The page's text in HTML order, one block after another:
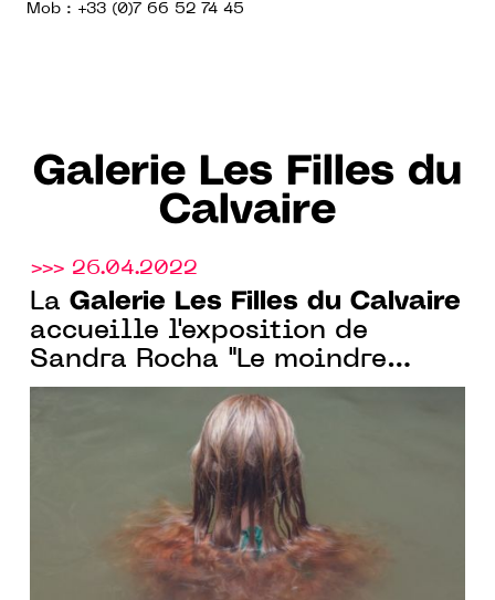
Mob : +33 (0)7 66 52 74 45
Galerie Les Filles du
Calvaire
>>> 26.04.2022
La Galerie Les Filles du Calvaire
accueille l'exposition de
Sandra Rocha "Le moindre
souffle", du 5 au 30 juillet